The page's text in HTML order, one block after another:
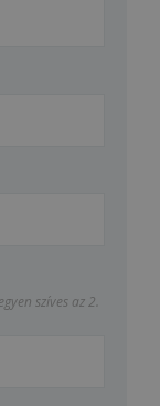
szíves az 2.